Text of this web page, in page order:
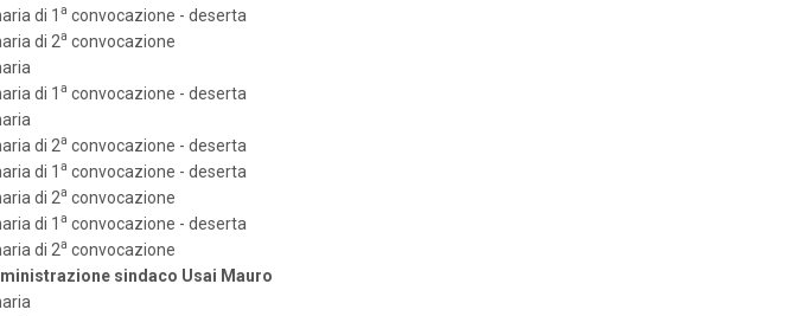
di 1 a convocazione - deserta
di 2a convocazione
di 1 a convocazione - deserta
di 2a convocazione - deserta
di 1 a convocazione - deserta
di 2a convocazione
di 1 a convocazione - deserta
di 2a convocazione
sindaco Usai Mauro